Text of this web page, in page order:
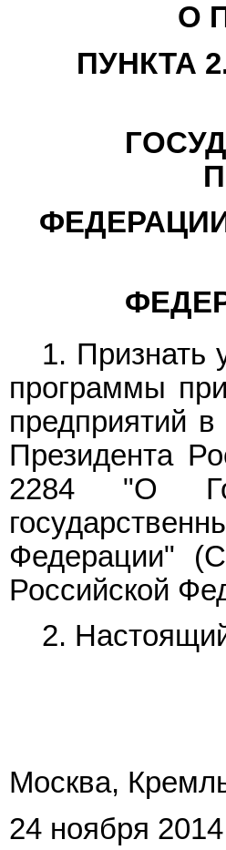
О
ПУНКТА
1. Признать
программы
предприятий
Президента
2284 "О
Федерации"
Российской
2.
Москва,
24 ноября 2014